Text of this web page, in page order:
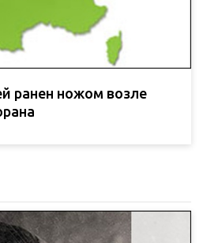
ранен ножом возле